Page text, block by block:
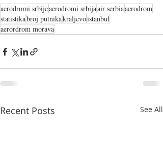
aerodromi srbijeaerodromi srbijaair serbiaaerodrom
statistikabroj putnikakraljevoistanbul
aerordrom morava
Recent Posts See All